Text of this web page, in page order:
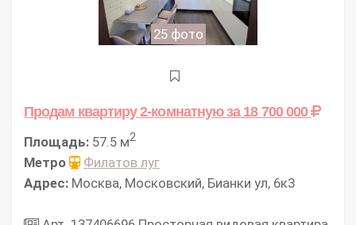
25 фото
Продам квартиру 2-комнатнуюза 18 700 000
Площадь: 57.5 м2
Метро
Филатов луг
Адрес: Москва, Московский, Бианки ул, 6к3